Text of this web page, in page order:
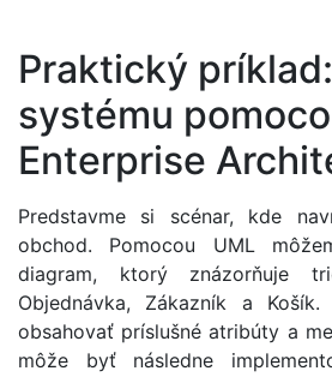
Praktický
systému
Enterprise
Predstavme si scénar, kde
obchod. Pomocou UML
diagram, ktorý znázorňuje
Objednávka, Zákazník a
obsahovať príslušné atribúty a
môže byť následne